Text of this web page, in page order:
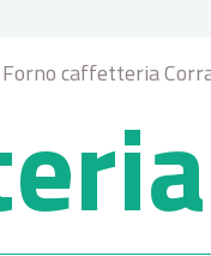
Forno caffetteria